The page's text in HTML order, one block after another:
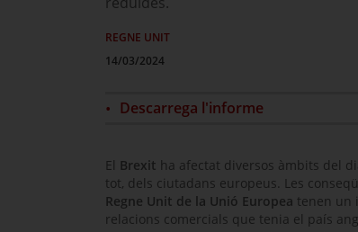
REGNE UNIT
14/03/2024
Descarrega l'informe
El Brexit ha afectat diversos àmbits del
tot, dels ciutadans europeus. Les
Regne Unit de la Unió Europea tenen un
relacions comercials que tenia el país